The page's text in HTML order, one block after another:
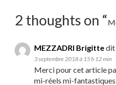
2 thoughts on “
MEZZADRI Brigittedit
3 septembre 2018 à 15 h 12 min
Merci pour cet article
mi-réels mi-fantastiques